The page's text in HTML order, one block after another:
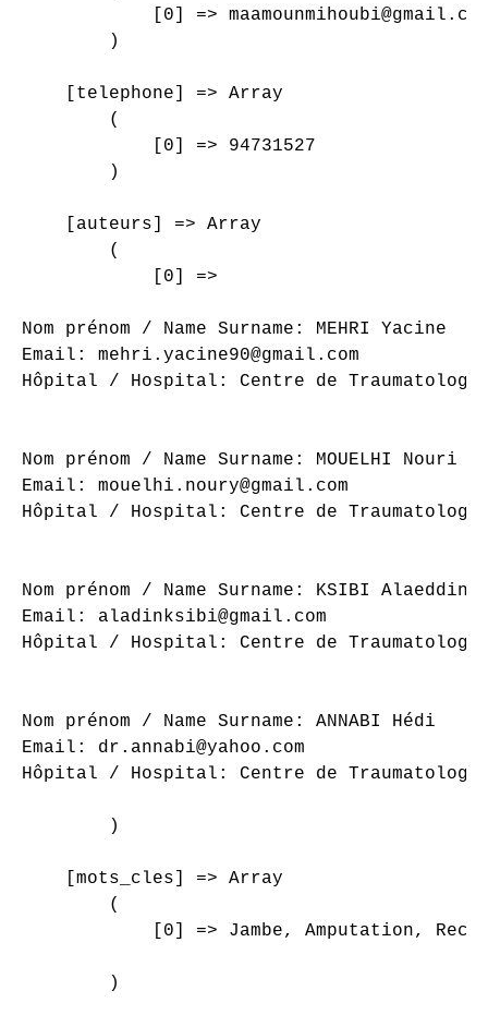
[0] =>
        )
    [telephone] => Array
        (
            [0] => 94731527
        )
    [auteurs] => Array
        (
            [0] =>
Nom prénom / Name Surname: MEHRI Yacine
Email: mehri.yacine90@gmail.com
Hôpital / Hospital: Centre de
Nom prénom / Name Surname: MOUELHI Nouri
Email: mouelhi.noury@gmail.com
Hôpital / Hospital: Centre de
Nom prénom / Name Surname: KSIBI Alaeddine
Email: aladinksibi@gmail.com
Hôpital / Hospital: Centre de
Nom prénom / Name Surname: ANNABI Hédi
Email: dr.annabi@yahoo.com
Hôpital / Hospital: Centre de
        )
    [mots_cles] => Array
        (
[0] => Jambe, Amputation,
        )